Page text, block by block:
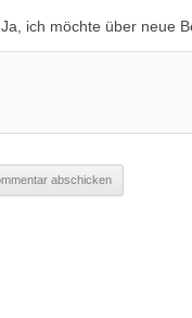
Ja, ich möchte über neue